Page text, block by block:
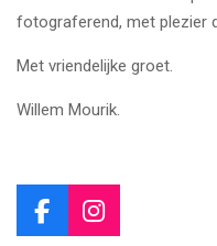
fotograferend, met plezier
Met vriendelijke groet.
Willem Mourik.
F
I